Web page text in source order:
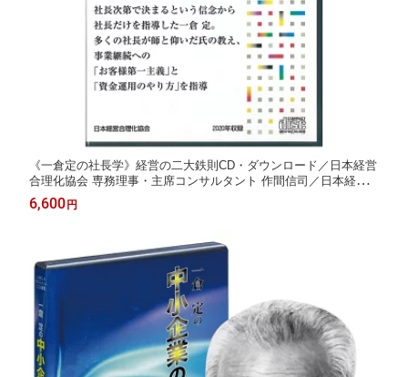
《一倉定の社長学》経営の二大鉄則CD・ダウンロード／日本経営
合理化協会 専務理事・主席コンサルタント 作間信司／日本経営
合理化協会【講演チャンネル】
6,600円